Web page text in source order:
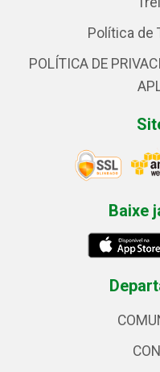
Política de
POLÍTICA DE
Baixe